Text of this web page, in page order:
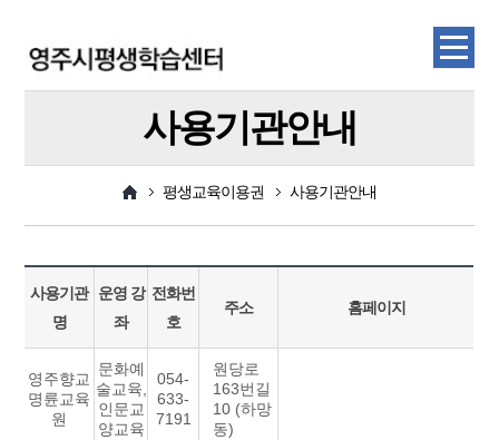
사용기관안내
평생교육이용권 사용기관안내
사용기관
명
운영 강
좌
전화번
호
주소 홈페이지
영주향교
명륜교육
원
문화예
술교육,
인문교
양교육
054-
633-
7191
원당로
163번길
10 (하망
동)